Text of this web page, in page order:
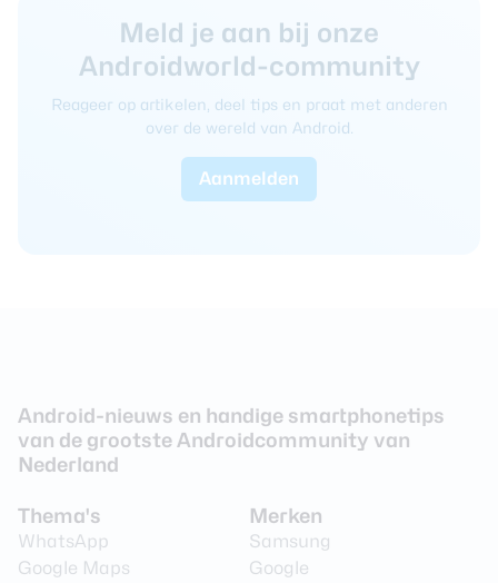
Meld je aan bij onze
Androidworld-community
Reageer op artikelen, deel tips en praat met anderen
over de wereld van Android.
Aanmelden
Android-nieuws en handige smartphonetips
van de grootste Androidcommunity van
Nederland
Thema's
WhatsApp
Google Maps
Merken
Samsung
Google